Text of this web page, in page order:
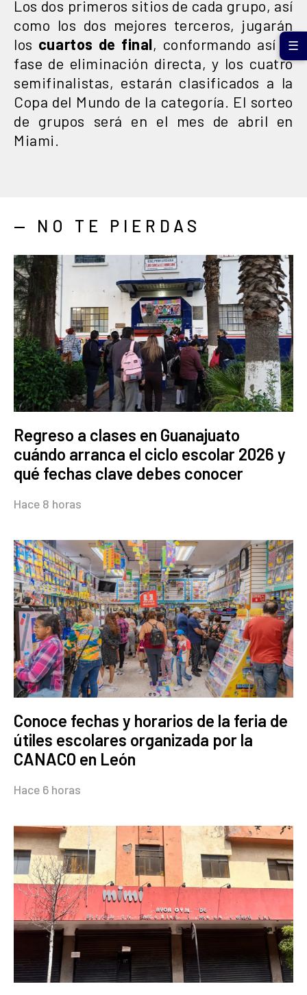
Los dos primeros sitios de cada grupo, así
como los dos mejores terceros, jugarán
los cuartos de final, conformando así la
fase de eliminación directa, y los cuatro
semifinalistas, estarán clasificados a la
Copa del Mundo de la categoría. El sorteo
de grupos será en el mes de abril en
Miami.
— NO TE PIERDAS
Regreso a clases en Guanajuato
cuándo arranca el ciclo escolar 2026 y
qué fechas clave debes conocer
Hace 8 horas
Conoce fechas y horarios de la feria de
útiles escolares organizada por la
CANACO en León
Hace 6 horas
☰